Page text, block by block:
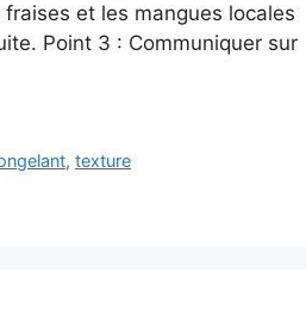
et les mangues locales
Point 3 : Communiquer sur
,texture